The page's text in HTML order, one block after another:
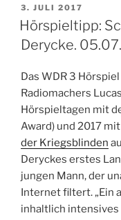
Nils
Binnberg.
11.07.2017,
WDR
3
&
1LIVE“
VERÖFFENTLICHT
AM
3. JULI 2017
Hörspieltipp:
Derycke.
Das WDR 3 Hörspiel
Radiomachers
Hörspieltagen mit
Award) und 2017
der Kriegsblinden
Deryckes erstes
jungen Mann, der
Internet filtert. „Ein
inhaltlich intensives